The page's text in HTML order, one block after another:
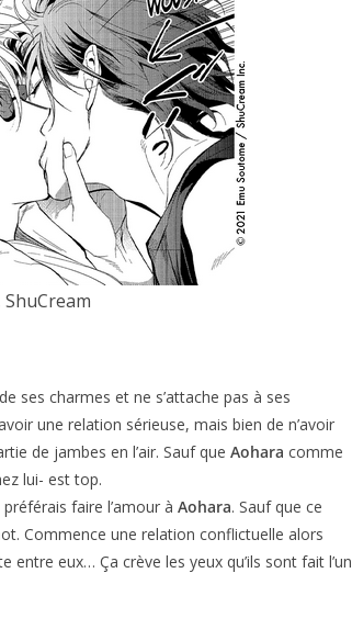
ses charmes et ne s’attache pas à ses
une relation sérieuse, mais bien de n’avoir
de jambes en l’air. Sauf que Aohara comme
lui- est top.
préférais faire l’amour à Aohara. Sauf que ce
Commence une relation conflictuelle alors
entre eux… Ça crève les yeux qu’ils sont fait l’un